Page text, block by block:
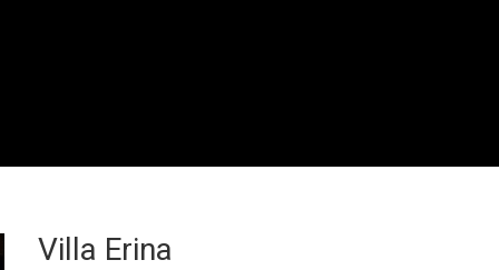
Villa Erina